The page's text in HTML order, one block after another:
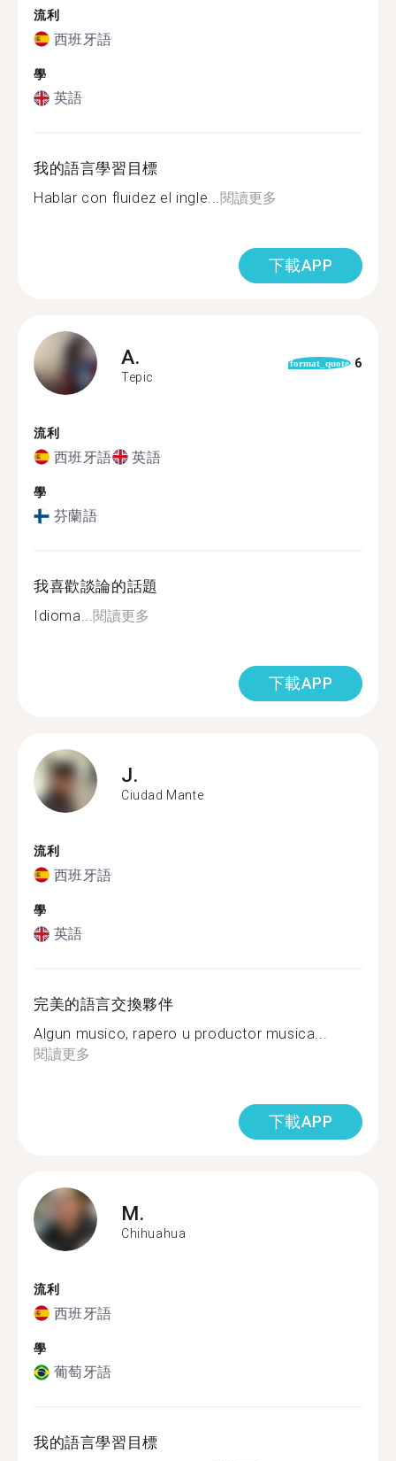
流利
西班牙語
學
英語
我的語言學習目標
Hablar con fluidez el ingle...閱讀更多
下載APP
A.
Tepic
format_quote 6
流利
西班牙語 英語
學
芬蘭語
我喜歡談論的話題
Idioma...閱讀更多
下載APP
J.
Ciudad Mante
流利
西班牙語
學
英語
完美的語言交換夥伴
Algun musico, rapero u productor musica...
閱讀更多
下載APP
M.
Chihuahua
流利
西班牙語
學
葡萄牙語
我的語言學習目標